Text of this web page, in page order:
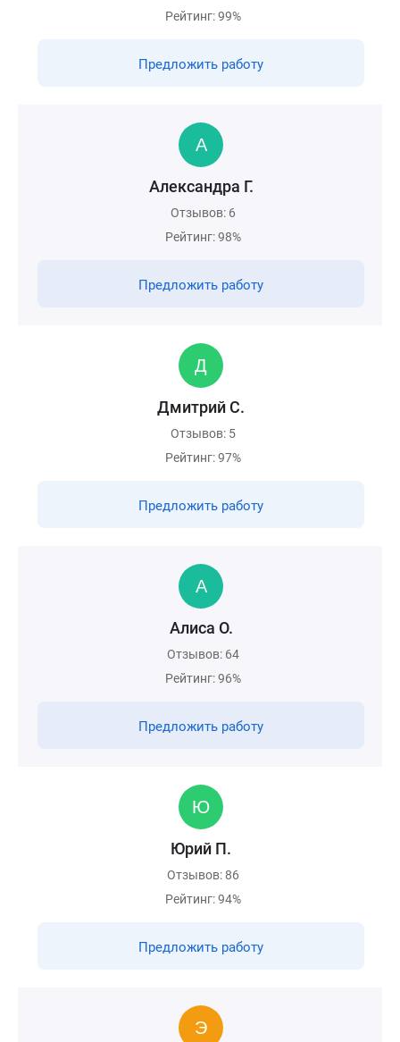
Рейтинг: 99%
Предложить работу
Александра Г.
Отзывов: 6
Рейтинг: 98%
Предложить работу
Дмитрий С.
Отзывов: 5
Рейтинг: 97%
Предложить работу
Алиса О.
Отзывов: 64
Рейтинг: 96%
Предложить работу
Юрий П.
Отзывов: 86
Рейтинг: 94%
Предложить работу